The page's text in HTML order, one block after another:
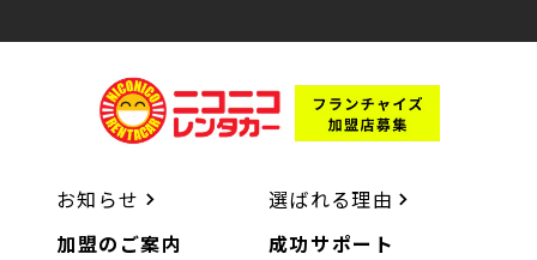
お知らせ
加盟のご案内
選ばれる理由
成功サポート